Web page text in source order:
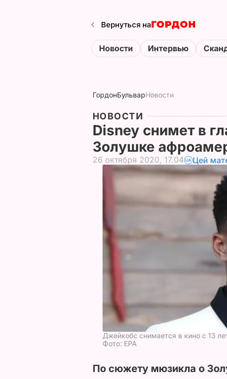
Вернуться на
Новости Интервью
ГордонБульварНовости
НОВОСТИ
Disney снимет в
Золушке
26 октября 2020, 17.04 Цей
Джейкобс снимается в кино с 13
Фото: ЕРА
По сюжету мюзикла о